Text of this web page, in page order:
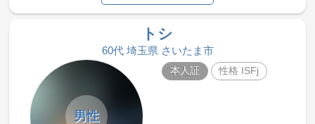
トシ
60代 埼玉県 さいたま市
男性
本人証 性格 ISFj